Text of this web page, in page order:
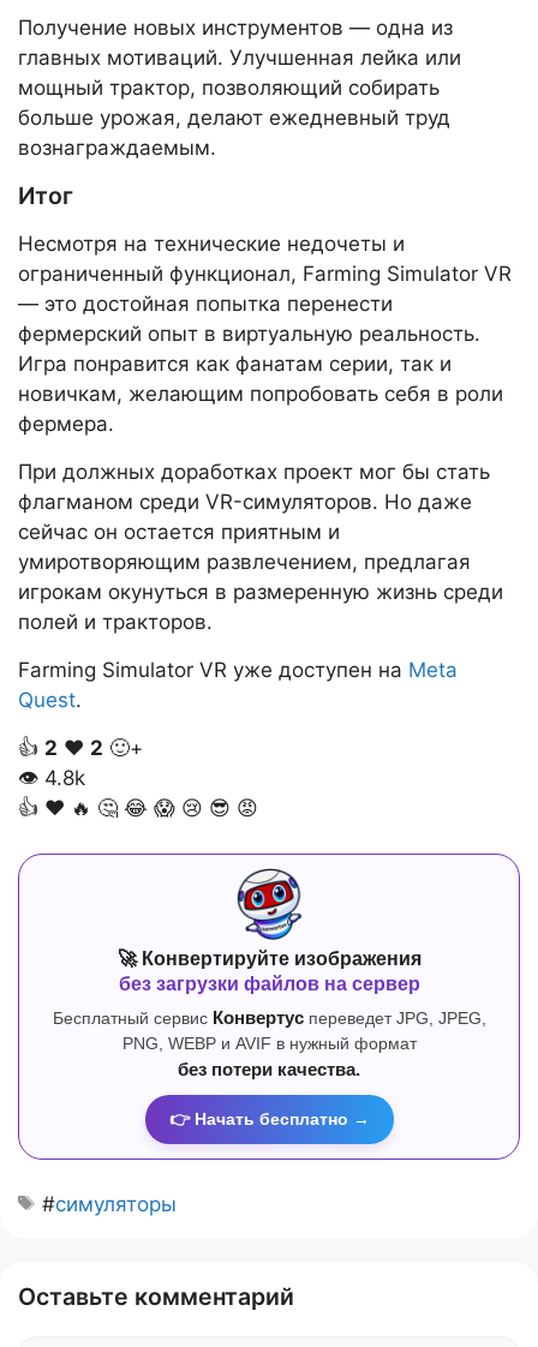
Получение новых инструментов — одна из
главных мотиваций. Улучшенная лейка или
мощный трактор, позволяющий собирать
больше урожая, делают ежедневный труд
вознаграждаемым.
Итог
Несмотря на технические недочеты и
ограниченный функционал, Farming Simulator VR
— это достойная попытка перенести
фермерский опыт в виртуальную реальность.
Игра понравится как фанатам серии, так и
новичкам, желающим попробовать себя в роли
фермера.
При должных доработках проект мог бы стать
флагманом среди VR-симуляторов. Но даже
сейчас он остается приятным и
умиротворяющим развлечением, предлагая
игрокам окунуться в размеренную жизнь среди
полей и тракторов.
Farming Simulator VR уже доступен на Meta
Quest.
👍 2 ❤️ 2 🙂+
👁 4.8k
👍 ❤️ 🔥 🤔 😂 😱 😢 😎 😡
🚀 Конвертируйте изображения
без загрузки файлов на сервер
Бесплатный сервис Конвертуспереведет JPG, JPEG,
PNG, WEBP и AVIF в нужный формат
без потери качества.
👉 Начать бесплатно →
#симуляторы
Оставьте комментарий